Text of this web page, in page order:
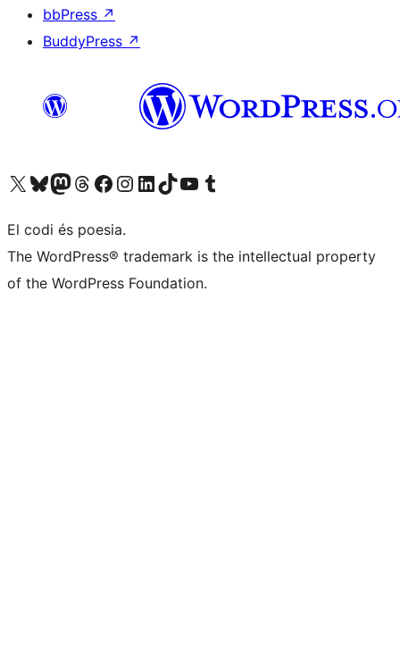
bbPress ↗
BuddyPress ↗
Visiteu el nostre compte X (abans Twitter)
Visiteu el nostre compte de Bluesky
Visiteu el nostre compte al Mastodon
Visiteu el nostre compte de Threads
Visiteu la nostra pàgina al Facebook
Visiteu el nostre compte d'Instagram
Visiteu el nostre compte de LinkedIn
Visiteu el nostre compte de TikTok
Visiteu el nostre canal al YouTube
Visiteu el nostre compte de Tumblr
El codi és poesia.
The WordPress® trademark is the intellectual property
of the WordPress Foundation.